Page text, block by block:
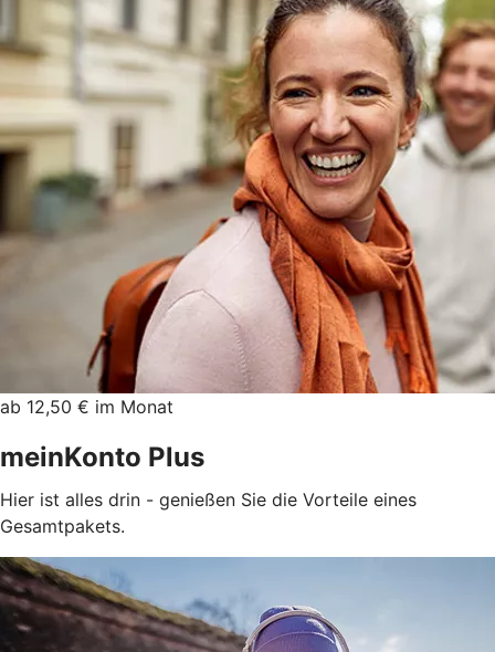
ab 12,50 € im Monat
meinKonto Plus
Hier ist alles drin - genießen Sie die Vorteile eines
Gesamtpakets.